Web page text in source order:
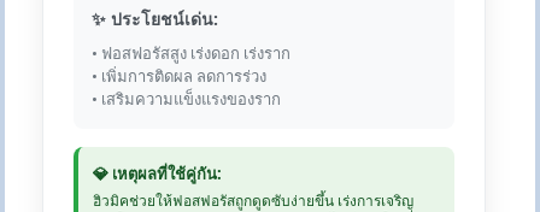
✨ ประโยชน์เด่น:
• ฟอสฟอรัสสูง เร่งดอก เร่งราก
• เพิ่มการติดผล ลดการร่วง
• เสริมความแข็งแรงของราก
💎 เหตุผลที่ใช้คู่กัน:
ฮิวมิคช่วยให้ฟอสฟอรัสถูกดูดซับง่ายขึ้น เร่งการเจริญ